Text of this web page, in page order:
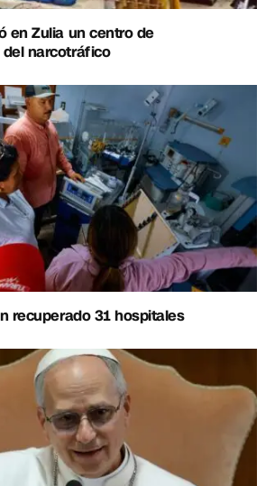
en Zulia un centro de
narcotráfico
recuperado 31 hospitales